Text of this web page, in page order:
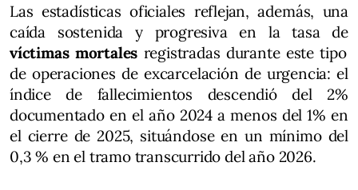
Las estadísticas oficiales reflejan, además, una
caída sostenida y progresiva en la tasa de
víctimas mortales registradas durante este tipo
de operaciones de excarcelación de urgencia: el
índice de fallecimientos descendió del 2%
documentado en el año 2024 a menos del 1% en
el cierre de 2025, situándose en un mínimo del
0,3 % en el tramo transcurrido del año 2026.